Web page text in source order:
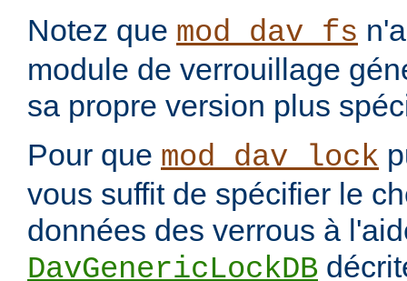
Notez que mod_dav_fs
module de verrouillage
sa propre version plus
Pour que mod_dav_lock
vous suffit de spécifier le
données des verrous à
DavGenericLockDB